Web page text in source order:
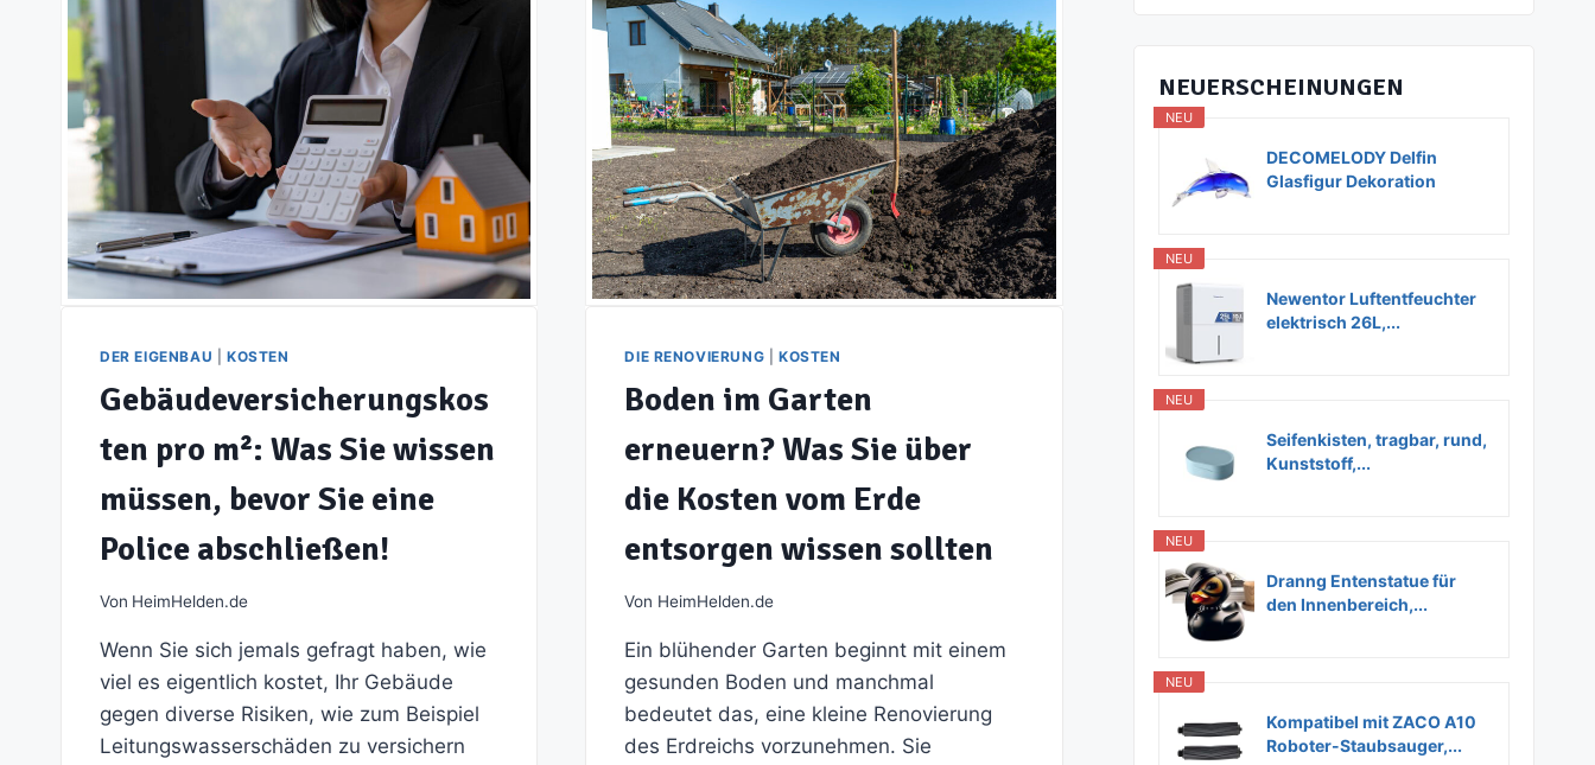
FÜR
EINE
OZONBEHANDLUNG
IN
IHRER
WOHNUNG
DER EIGENBAU KOSTEN
Gebäudeversicherungskos
ten pro m²: Was Sie wissen
müssen, bevor Sie eine
Police abschließen!
Von HeimHelden.de
Wenn Sie sich jemals gefragt haben, wie
viel es eigentlich kostet, Ihr Gebäude
gegen diverse Risiken, wie zum Beispiel
Leitungswasserschäden zu versichern
DIE RENOVIERUNG |KOSTEN
Boden im Garten
erneuern? Was Sie über
die Kosten vom Erde
entsorgen wissen sollten
Von HeimHelden.de
Ein blühender Garten beginnt mit einem
gesunden Boden und manchmal
bedeutet das, eine kleine Renovierung
des Erdreichs vorzunehmen. Sie
NEUERSCHEINUNGEN
NEU
DECOMELODY Delfin
Glasfigur Dekoration
NEU
Newentor Luftentfeuchter
elektrisch 26L,...
NEU
Seifenkisten, tragbar, rund,
Kunststoff,...
NEU
Dranng Entenstatue für
den Innenbereich,...
NEU
Kompatibel mit ZACO A10
Roboter-Staubsauger,...